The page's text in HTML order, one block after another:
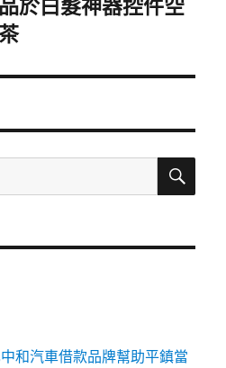
於白髮神器控件空
搜
和汽車借款品牌幫助平鎮當